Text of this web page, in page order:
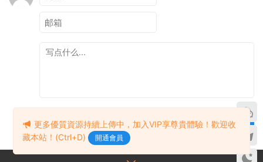
提交
更多優質資源持續上傳中，加入VIP享尊貴體驗！歡迎收
藏本站！(Ctrl+D)
開通會員